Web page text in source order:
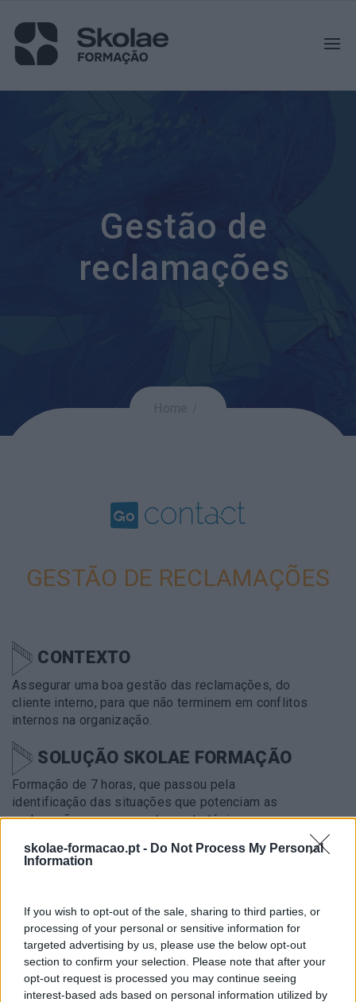
skolae-formacao.pt - Do Not Process My Personal
Information
If you wish to opt-out of the sale, sharing to third parties, or
processing of your personal or sensitive information for
targeted advertising by us, please use the below opt-out
section to confirm your selection. Please note that after your
opt-out request is processed you may continue seeing
interest-based ads based on personal information utilized by
Gestão de
reclamações
GESTÃO DE RECLAMAÇÕES
CONTEXTO
Assegurar uma boa gestão das reclamações, do
cliente interno, para que não terminem em conflitos
internos na organização.
SOLUÇÃO SKOLAE FORMAÇÃO
Formação de 7 horas, que passou pela
identificação das situações que potenciam as
reclamações, para encontrar estratégias para serem
Formação dinâmica com um método ativo,
retratando situações do dia a dia. Recurso a
estudos de caso.
IMPACTO OBTIDO